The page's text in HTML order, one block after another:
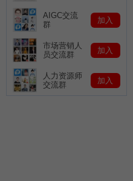
AIGC交流
群
加入
市场营销人
员交流群
加入
人力资源师
交流群
加入